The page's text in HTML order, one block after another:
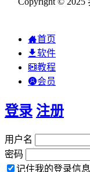
首页
软件
教程
会员
登录 注册
用户名
密码
记住我的登录信息